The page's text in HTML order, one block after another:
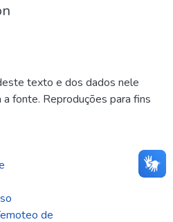
texto e dos dados nele
fonte. Reproduções para fins
de